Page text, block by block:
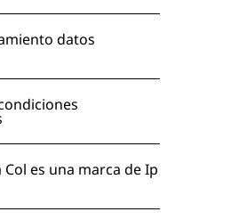
datos
es una marca de Ip